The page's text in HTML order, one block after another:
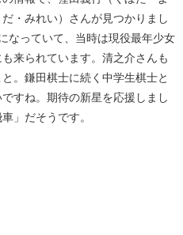
・みれい）さんが見つかりまし
なっていて、当時は現役最年少女
来られています。清之介さんも
。鎌田棋士に続く中学生棋士と
すね。期待の新星を応援しまし
」だそうです。